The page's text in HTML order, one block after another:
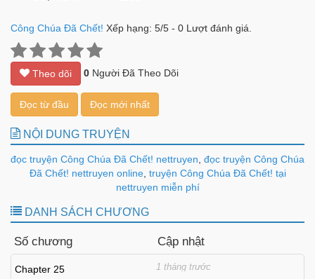
Công Chúa Đã Chết! Xếp hạng: 5/5 - 0 Lượt đánh giá.
Theo dõi 0 Người Đã Theo Dõi
Đọc từ đầu Đọc mới nhất
NỘI DUNG TRUYỆN
đọc truyện Công Chúa Đã Chết! nettruyen đọc truyện Công Chúa
Đã Chết! nettruyen online, truyện Công Chúa Đã Chết! tại
nettruyen miễn phí
DANH SÁCH CHƯƠNG
Số chương Cập nhật
Chapter 25 1 tháng trước